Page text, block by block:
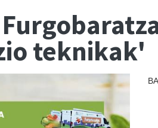
teknikak'